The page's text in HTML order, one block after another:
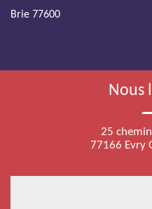
Brie 77600
Nous
25
77166 Evry